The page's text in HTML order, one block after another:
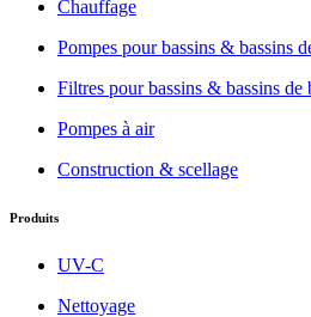
Chauffage
Pompes pour bassins & bassins
Filtres pour bassins & bassins de
Pompes à air
Construction & scellage
Produits
UV-C
Nettoyage